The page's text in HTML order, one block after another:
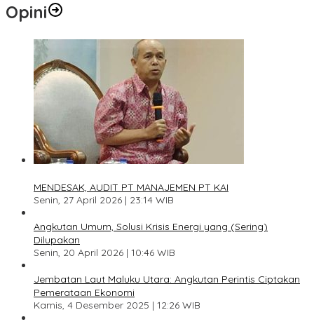
Opini
MENDESAK, AUDIT PT MANAJEMEN PT KAI
Senin, 27 April 2026 | 23:14 WIB
Angkutan Umum, Solusi Krisis Energi yang (Sering)
Dilupakan
Senin, 20 April 2026 | 10:46 WIB
Jembatan Laut Maluku Utara: Angkutan Perintis Ciptakan
Pemerataan Ekonomi
Kamis, 4 Desember 2025 | 12:26 WIB